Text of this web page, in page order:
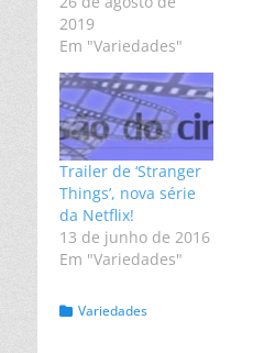
2019
Em "Variedades"
Trailer de ‘Stranger
Things’, nova série
da Netflix!
13 de junho de 2016
Em "Variedades"
Categorias:
Variedades